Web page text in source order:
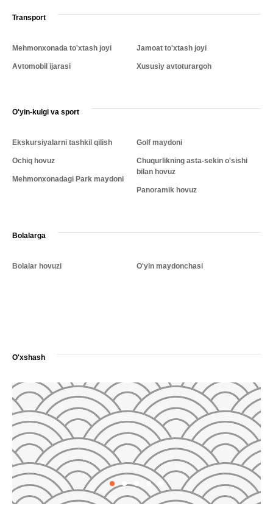
Transport
Mehmonxonada to'xtash joyi
Avtomobil ijarasi
Jamoat to'xtash joyi
Xususiy avtoturargoh
O'yin-kulgi va sport
Ekskursiyalarni tashkil qilish
Ochiq hovuz
Mehmonxonadagi Park maydoni
Golf maydoni
Chuqurlikning asta-sekin o'sishi
bilan hovuz
Panoramik hovuz
Bolalarga
Bolalar hovuzi O'yin maydonchasi
O'xshash